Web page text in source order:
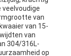
van
van 15-
van
304/316L-
op